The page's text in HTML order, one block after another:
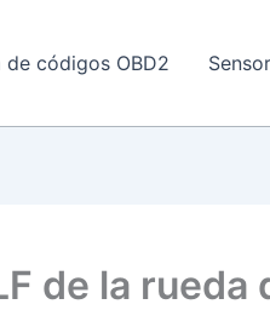
de códigos OBD2
de la rueda